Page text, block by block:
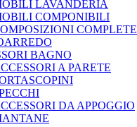
LAVANDERIA
COMPONIBILI
COMPLETE
BAGNO
A PARETE
DA APPOGGIO